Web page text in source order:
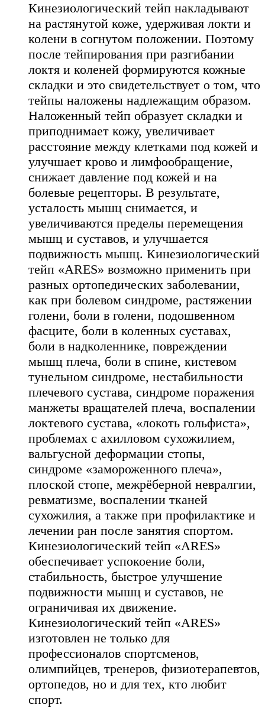
Кинезиологический тейп накладывают
на растянутой коже, удерживая локти и
колени в согнутом положении. Поэтому
после тейпирования при разгибании
локтя и коленей формируются кожные
складки и это свидетельствует о том, что
тейпы наложены надлежащим образом.
Наложенный тейп образует складки и
приподнимает кожу, увеличивает
расстояние между клетками под кожей и
улучшает крово и лимфообращение,
снижает давление под кожей и на
болевые рецепторы. В результате,
усталость мышц снимается, и
увеличиваются пределы перемещения
мышц и суставов, и улучшается
подвижность мышц. Кинезиологический
тейп «АRES» возможно применить при
разных ортопедических заболевании,
как при болевом синдроме, растяжении
голени, боли в голени, подошвенном
фасците, боли в коленных суставах,
боли в надколеннике, повреждении
мышц плеча, боли в спине, кистевом
тунельном синдроме, нестабильности
плечевого сустава, синдроме поражения
манжеты вращателей плеча, воспалении
локтевого сустава, «локоть гольфиста»,
проблемах с ахилловом сухожилием,
вальгусной деформации стопы,
синдроме «замороженного плеча»,
плоской стопе, межрёберной невралгии,
ревматизме, воспалении тканей
сухожилия, а также при профилактике и
лечении ран после занятия спортом.
Кинезиологический тейп «АRES»
обеспечивает успокоение боли,
стабильность, быстрое улучшение
подвижности мышц и суставов, не
ограничивая их движение.
Кинезиологический тейп «АRES»
изготовлен не только для
профессионалов спортсменов,
олимпийцев, тренеров, физиотерапевтов,
ортопедов, но и для тех, кто любит
спорт.